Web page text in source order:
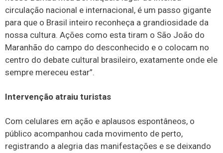
circulação nacional e internacional, é um passo gigante
para que o Brasil inteiro reconheça a grandiosidade da
nossa cultura. Ações como esta tiram o São João do
Maranhão do campo do desconhecido e o colocam no
centro do debate cultural brasileiro, exatamente onde ele
sempre mereceu estar”.
Intervenção atraiu turistas
Com celulares em ação e aplausos espontâneos, o
público acompanhou cada movimento de perto,
registrando a alegria das manifestações e se deixando